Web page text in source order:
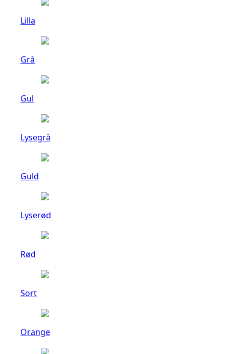
Lilla
Grå
Gul
Lysegrå
Guld
Lyserød
Rød
Sort
Orange